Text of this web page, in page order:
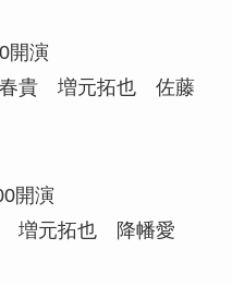
開演
春貴 増元拓也 佐藤
開演
増元拓也 降幡愛